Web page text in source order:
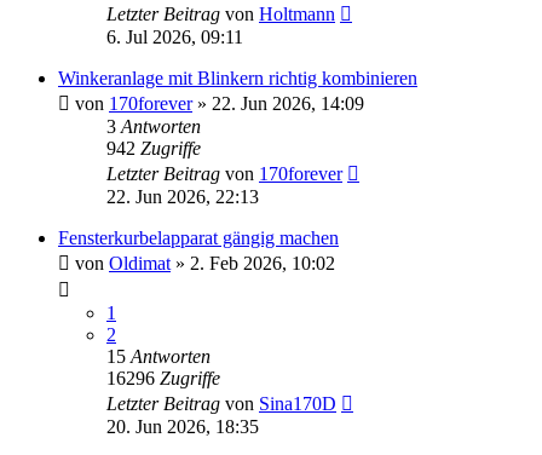
Letzter Beitrag von Holtmann
6. Jul 2026, 09:11
Winkeranlage mit Blinkern richtig kombinieren
von 170forever» 22. Jun 2026, 14:09
3 Antworten
942 Zugriffe
Letzter Beitrag von 170forever
22. Jun 2026, 22:13
Fensterkurbelapparat gängig machen
von Oldimat » 2. Feb 2026, 10:02
1
2
15 Antworten
16296 Zugriffe
Letzter Beitrag von Sina170D
20. Jun 2026, 18:35